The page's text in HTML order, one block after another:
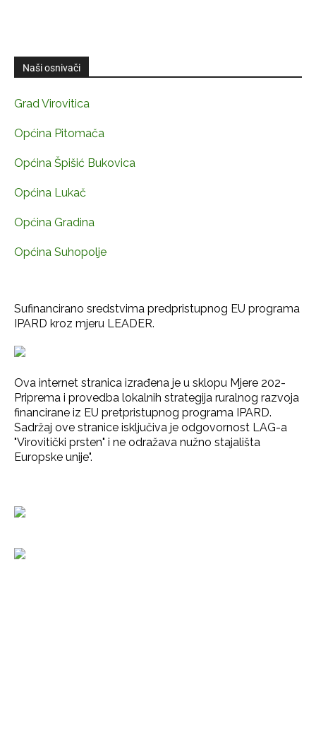
Naši osnivači
Grad Virovitica
Općina Pitomača
Općina Špišić Bukovica
Općina Lukač
Općina Gradina
Općina Suhopolje
Sufinancirano sredstvima predpristupnog EU programa
IPARD kroz mjeru LEADER.
Ova internet stranica izrađena je u sklopu Mjere 202-
Priprema i provedba lokalnih strategija ruralnog razvoja
financirane iz EU pretpristupnog programa IPARD.
Sadržaj ove stranice isključiva je odgovornost LAG-a
"Virovitički prsten" i ne odražava nužno stajališta
Europske unije".